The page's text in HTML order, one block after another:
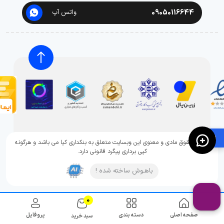
🛍️
صفحه اصلی دسته بندی
0
سبد خرید پروفایل
09050116644 واتس آپ
تمامی حقوق مادی و معنوی این وبسایت متعلق به بنکداری کیا می باشد و هرگونه
کپی برداری پیگرد قانونی دارد.
باهـوش ساخته شده !